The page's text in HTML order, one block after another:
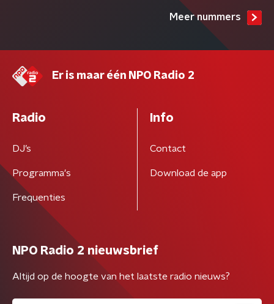
Meer nummers
Er is maar één NPO Radio 2
Radio
DJ’s
Programma's
Frequenties
Info
Contact
Download de app
NPO Radio 2 nieuwsbrief
Altijd op de hoogte van het laatste radio nieuws?